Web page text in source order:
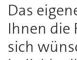
Das
Ihnen die
sich